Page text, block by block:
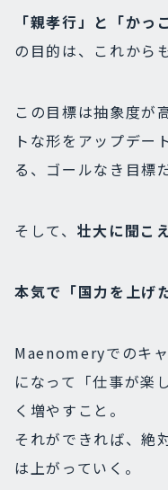
「親孝行」と「かっ
の目的は、これから
この目標は抽象度が
トな形をアップデー
る、ゴールなき目標
そして、 壮大に聞こ
本気で「国力を上げ
Maenomeryでのキ
になって「仕事が楽
く増やすこと。
それができれば、絶
は上がっていく。